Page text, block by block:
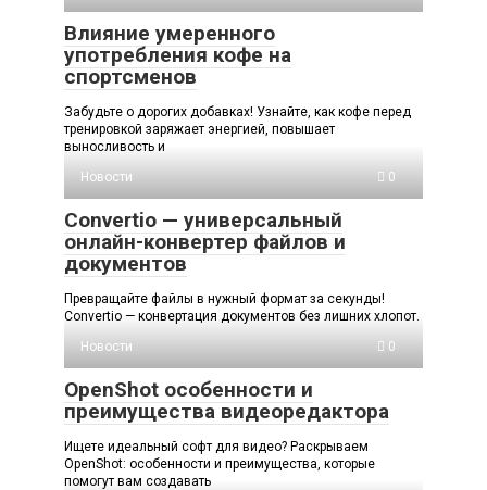
Влияние умеренного
употребления кофе на
спортсменов
Забудьте о дорогих добавках! Узнайте, как кофе перед
тренировкой заряжает энергией, повышает
выносливость и
Новости
0
Convertio — универсальный
онлайн-конвертер файлов и
документов
Превращайте файлы в нужный формат за секунды!
Convertio — конвертация документов без лишних хлопот.
Новости
0
OpenShot особенности и
преимущества видеоредактора
Ищете идеальный софт для видео? Раскрываем
OpenShot: особенности и преимущества, которые
помогут вам создавать